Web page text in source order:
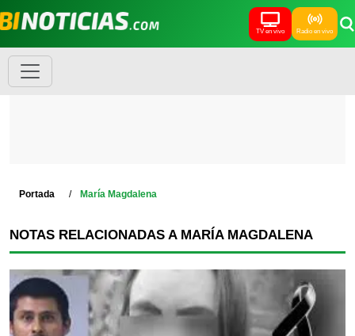
TV en vivo Radio en vivo
Portada María Magdalena
NOTAS RELACIONADAS A MARÍA MAGDALENA